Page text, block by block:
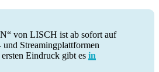
von LISCH ist ab sofort auf
Streamingplattformen
Eindruck gibt es in